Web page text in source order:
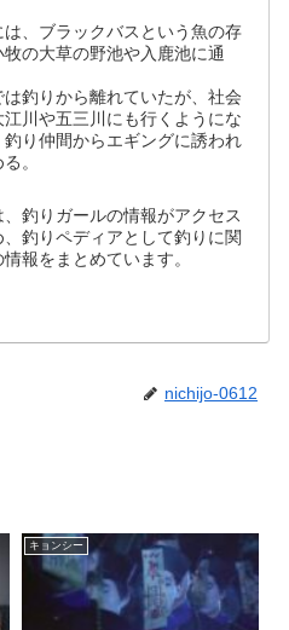
、ブラックバスという魚の存
の大草の野池や入鹿池に通
釣りから離れていたが、社会
江川や五三川にも行くようにな
釣り仲間からエギングに誘われ
。
釣りガールの情報がアクセス
、釣りペディアとして釣りに関
報をまとめています。
nichijo-0612
キョンシー